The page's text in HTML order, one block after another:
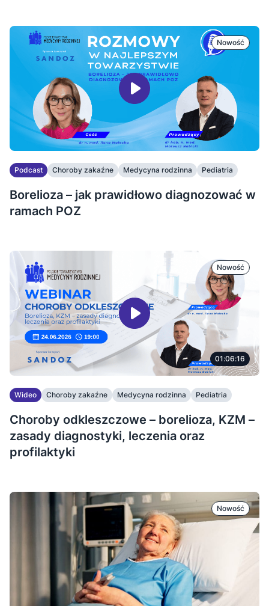
Nowość
Podcast Choroby zakaźne Medycyna rodzinna Pediatria
Borelioza – jak prawidłowo diagnozować w
ramach POZ
Nowość
01:06:16
Wideo Choroby zakaźne Medycyna rodzinna Pediatria
Choroby odkleszczowe – borelioza, KZM –
zasady diagnostyki, leczenia oraz
profilaktyki
Nowość